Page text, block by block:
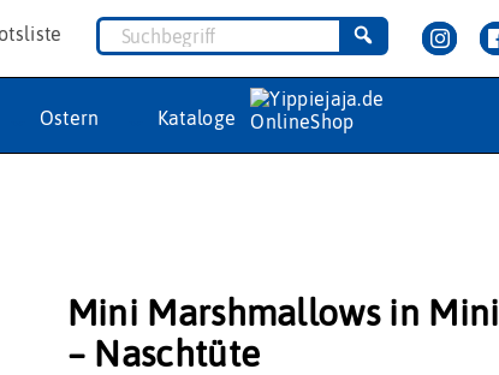
Ostern Kataloge
Mini Marshmallows in Mini
– Naschtüte